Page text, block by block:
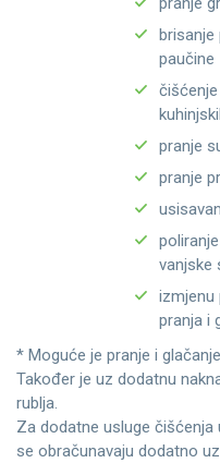
brisanje
paučine
čišćenje
pranje
pranje
vanjske
izmjenu
pranja i
* Moguće je pranje i
Također je uz dodatnu
rublja.
Za dodatne usluge čišćenja
se obračunavaju dodatno